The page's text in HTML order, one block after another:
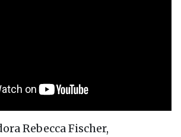
Rebecca Fischer,